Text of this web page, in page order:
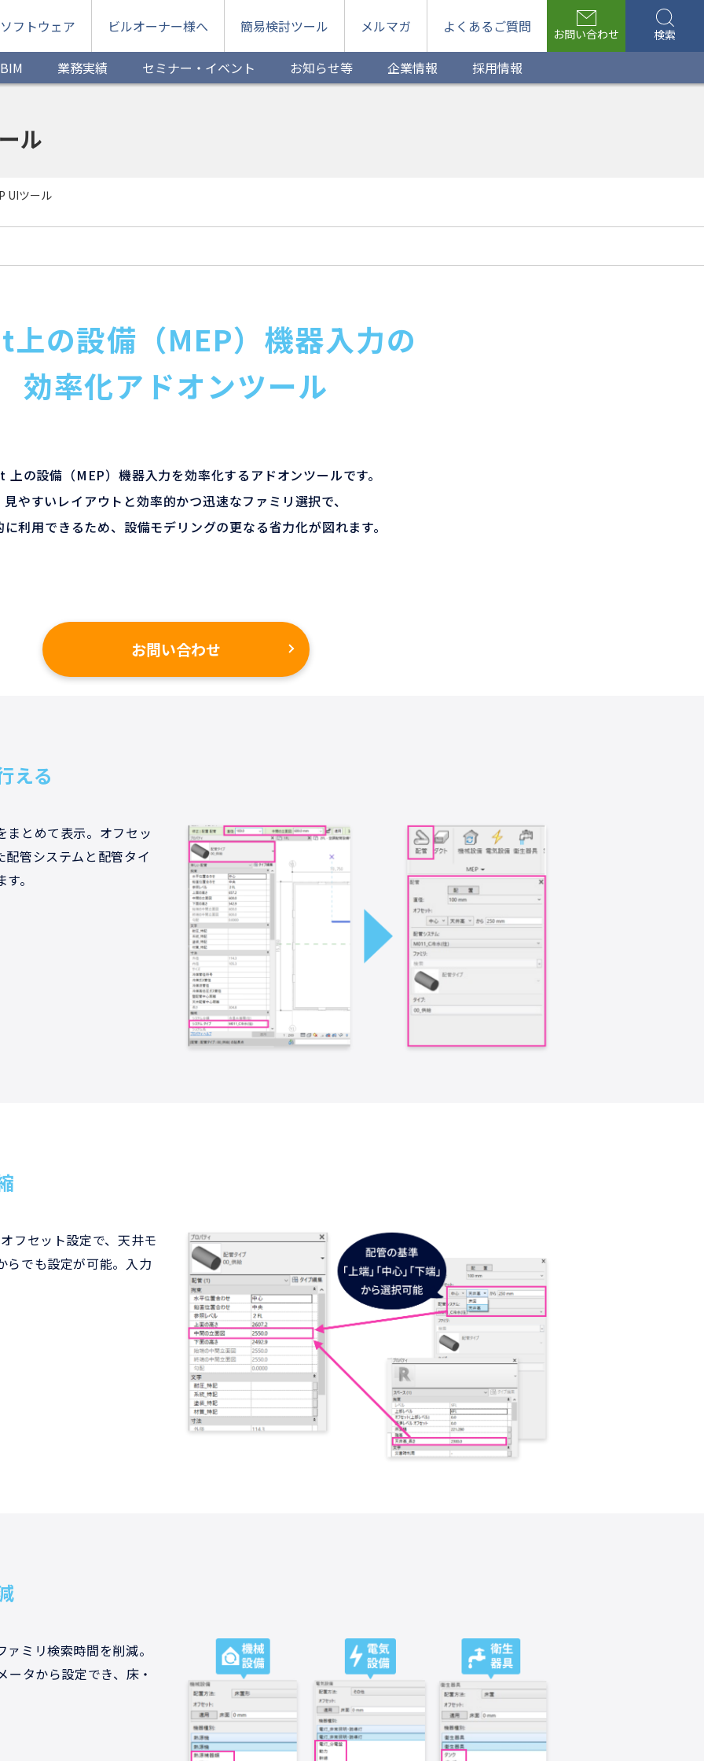
ソフトウェア ビルオーナー様へ 簡易検討ツール メルマガ よくあるご質問 お問い合わせ 検索
BIM 業務実績 セミナー・イベント お知らせ等 企業情報 採用情報
ル
UIツール
の設備 （MEP）機器入力の
効率化アドオンツール
上の設備（MEP）機器入力を効率化するアドオンツールです。
見やすいレイアウトと効率的かつ迅速なファミリ選択で、
に利用できるため、設備モデリングの更なる省力化が図れます。
お問い合わせ
える
まとめて表示。オフセッ
配管システムと配管タイ
。
フセット設定で、天井モ
らでも設定が可能。入力
ミリ検索時間を削減。
ータから設定でき、床・